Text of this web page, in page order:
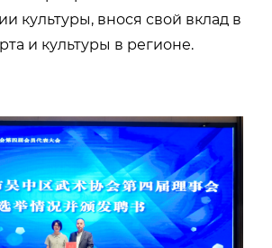
культуры, внося свой вклад в
и культуры в регионе.